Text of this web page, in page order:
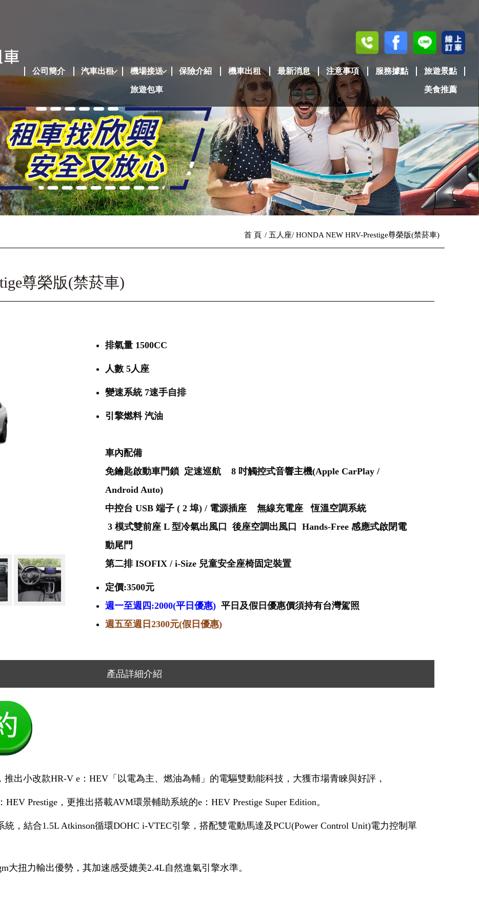
公司簡介 汽車出租 機場接送
旅遊包車
保險介紹 機車出租 最新消息 注意事項 服務據點 旅遊景點
美食推薦
首 頁 五人座 HONDA NEW HRV-Prestige尊榮版(禁菸車)
尊榮版(禁菸車)
排氣量 1500CC
人數 5人座
變速系統 7速手自排
引擎燃料 汽油
車內配備
免鑰匙啟動車門鎖 定速巡航 8 吋觸控式音響主機(Apple CarPlay /
Android Auto)
中控台 USB 端子 ( 2 埠) / 電源插座 無線充電座 恆溫空調系統
3 模式雙前座 L 型冷氣出風口 後座空調出風口 Hands-Free 感應式啟閉電
動尾門
第二排 ISOFIX / i-Size 兒童安全座椅固定裝置
定價:3500元
週一至週四:2000(平日優惠) 平日及假日優惠價須持有台灣駕照
週五至週日2300元(假日優惠)
產品詳細介紹
推出小改款HR-V e：HEV「以電為主、燃油為輔」的電驅雙動能科技，大獲市場青睞與好評，
Prestige，更推出搭載AVM環景輔助系統的e：HEV Prestige Super Edition。
，結合1.5L Atkinson循環DOHC i-VTEC引擎，搭配雙電動馬達及PCU(Power Control Unit)電力控制單
大扭力輸出優勢，其加速感受媲美2.4L自然進氣引擎水準。